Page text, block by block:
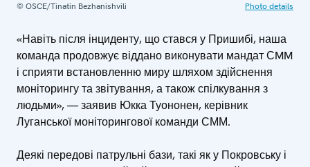
© OSCE/Tinatin Bezhanishvili Photo details
«Навіть після інциденту, що стався у Пришибі, наша
команда продовжує віддано виконувати мандат СMM
і сприяти встановленню миру шляхом здійснення
моніторингу та звітування, а також спілкування з
людьми», — заявив Юкка Туононен, керівник
Луганської моніторингової команди СММ.
Деякі передові патрульні бази, такі як у Покровську і